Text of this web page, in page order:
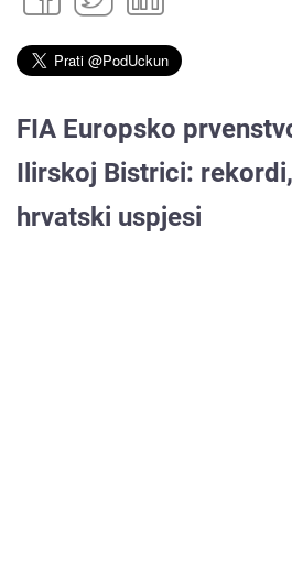
FIA Europsko
Ilirskoj Bistrici:
hrvatski uspjesi